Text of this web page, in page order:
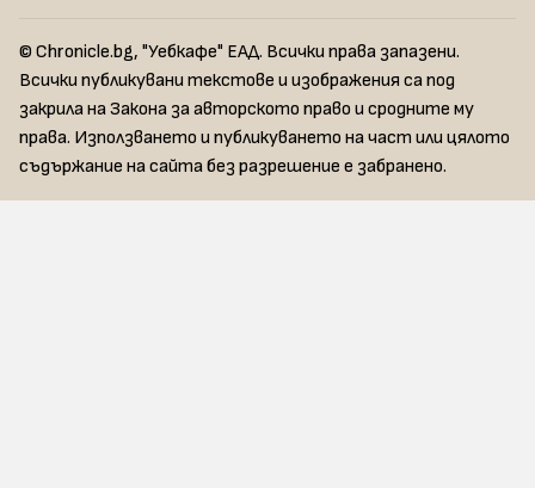
© Chronicle.bg, "Уебкафе" ЕАД. Всички права запазени.
Всички публикувани текстове и изображения са под
закрила на Закона за авторското право и сродните му
права. Използването и публикуването на част или цялото
съдържание на сайта без разрешение е забранено.